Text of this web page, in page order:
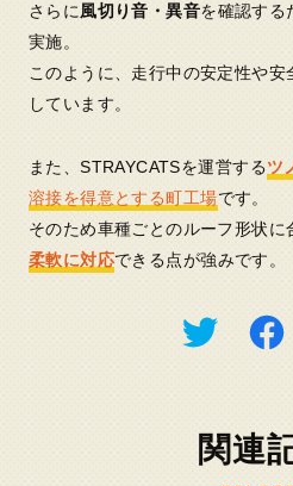
さらに風切り音・異音を確認する
実施。
このように、走行中の安定性や
しています。
また、STRAYCATSを運営するツ
溶接を得意とする町工場です。
そのため車種ごとのルーフ形状に
柔軟に対応できる点が強みです。
関連